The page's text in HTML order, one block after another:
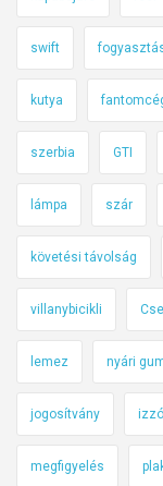
swift
kutya
szerbia GTI
lámpa szár
követési távolság
villanybicikli
lemez nyári
jogosítvány izzó
megfigyelés